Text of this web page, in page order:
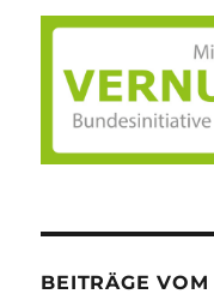
BEITRÄGE VOM